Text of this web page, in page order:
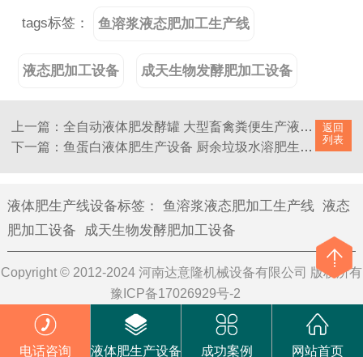
tags标签： 鱼溶浆液态肥加工生产线
液态肥加工设备 成天生物发酵肥加工设备
返回
列表
上一篇：全自动液体肥发酵罐 大型畜禽粪便生产液体肥设备 达意隆机械
下一篇：鱼蛋白液体肥生产设备 厨余垃圾水溶肥生产线 产量可定制
液体肥生产线设备标签 ： 鱼溶浆液态肥加工生产线 液态
肥加工设备
成天生物发酵肥加工设备
Copyright © 2012-2024 河南达意隆机械设备有限公司 版权所有
豫ICP备17026929号-2
电话咨询 液体肥生产设备 成功案例 网站首页